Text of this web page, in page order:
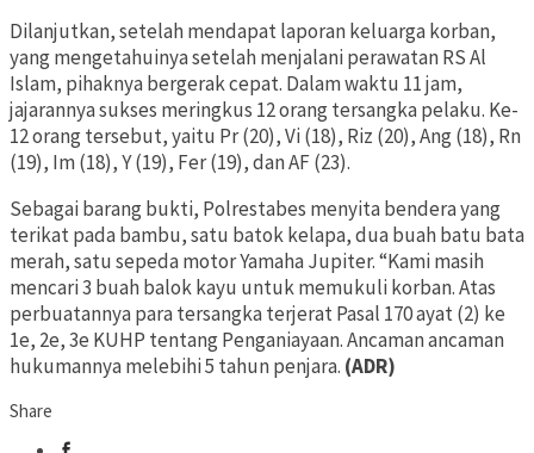
Dilanjutkan, setelah mendapat laporan keluarga korban,
yang mengetahuinya setelah menjalani perawatan RS Al
Islam, pihaknya bergerak cepat. Dalam waktu 11 jam,
jajarannya sukses meringkus 12 orang tersangka pelaku. Ke-
12 orang tersebut, yaitu Pr (20), Vi (18), Riz (20), Ang (18), Rn
(19), Im (18), Y (19), Fer (19), dan AF (23).
Sebagai barang bukti, Polrestabes menyita bendera yang
terikat pada bambu, satu batok kelapa, dua buah batu bata
merah, satu sepeda motor Yamaha Jupiter. “Kami masih
mencari 3 buah balok kayu untuk memukuli korban. Atas
perbuatannya para tersangka terjerat Pasal 170 ayat (2) ke
1e, 2e, 3e KUHP tentang Penganiayaan. Ancaman ancaman
hukumannya melebihi 5 tahun penjara. (ADR)
Share